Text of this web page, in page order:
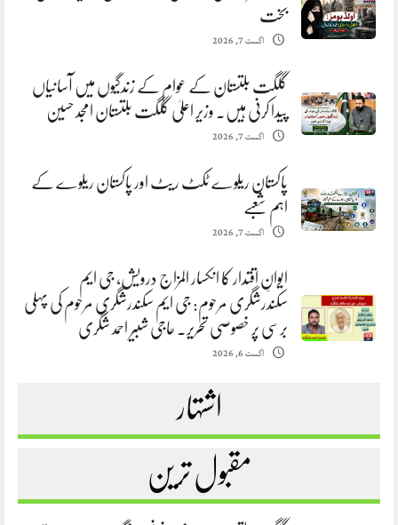
بخت
اگست 7, 2026
گلگت بلتستان کے عوام کے زندگیوں میں آسانیاں
پیدا کرنی ہیں. وزیر اعلیٰ گلگت بلتستان امجد حسین
اگست 7, 2026
پاکستان ریلوے ٹکٹ ریٹ اور پاکستان ریلوے کے
اہم شعبے
اگست 7, 2026
ایوانِ اقتدار کا انکسار المزاج درویش، جی ایم
سکندرشگری مرحوم: جی ایم سکندرشگری مرحوم کی پہلی
برسی پر خصوصی تحریر. حاجی شبیر احمد شگری
اگست 6, 2026
اشتہار
مقبول ترین